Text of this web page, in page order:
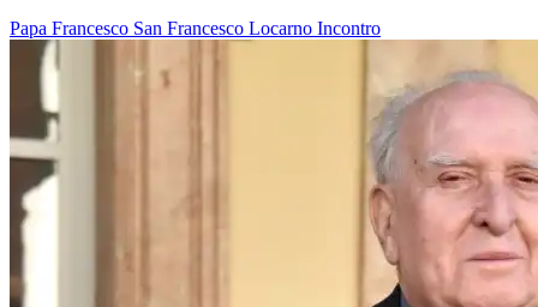
Papa Francesco San Francesco Locarno Incontro